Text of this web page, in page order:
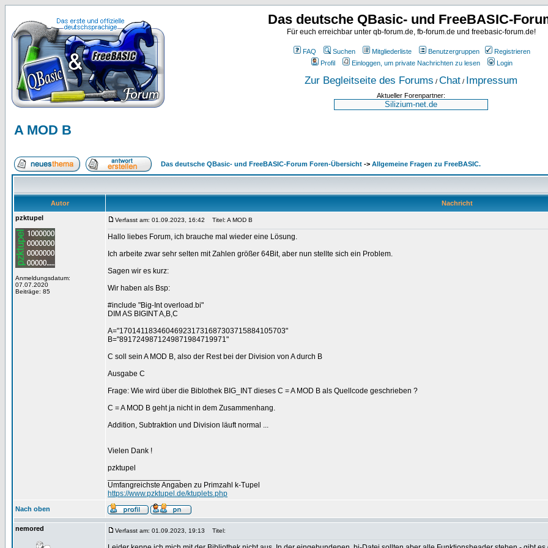
Das deutsche QBasic- und FreeBASIC-
Für euch erreichbar unter qb-forum.de, fb-forum.de und freebasic-forum.de!
FAQ Suchen Mitgliederliste Benutzergruppen
Registrieren
Profil
Einloggen, um private Nachrichten zu lesen Login
Zur Begleitseite des Forums / Chat / Impressum
Aktueller Forenpartner:
A MOD B
Das deutsche QBasic- und FreeBASIC-Forum Foren-Übersicht -> Allgemeine Fragen zu FreeBASIC.
Autor
Nachricht
pzktupel
Anmeldungsdatum:
07.07.2020
Beiträge: 85
Verfasst am: 01.09.2023, 16:42 Titel: A MOD B
Hallo liebes Forum, ich brauche mal wieder eine Lösung.
Ich arbeite zwar sehr selten mit Zahlen größer 64Bit, aber nun stellte sich ein Problem.
Sagen wir es kurz:
Wir haben als Bsp:
#include "Big-Int overload.bi"
DIM AS BIGINT A,B,C
A="170141183460469231731687303715884105703"
B="8917249871249871984719971"
C soll sein A MOD B, also der Rest bei der Division von A durch B
Ausgabe C
Frage: Wie wird über die Biblothek BIG_INT dieses C = A MOD B als Quellcode geschrieben ?
C = A MOD B geht ja nicht in dem Zusammenhang.
Addition, Subtraktion und Division läuft normal ...
Vielen Dank !
pzktupel
Umfangreichste Angaben zu Primzahl k-Tupel
https://www.pzktupel.de/ktuplets.php
Nach oben
nemored Verfasst am: 01.09.2023, 19:13 Titel: